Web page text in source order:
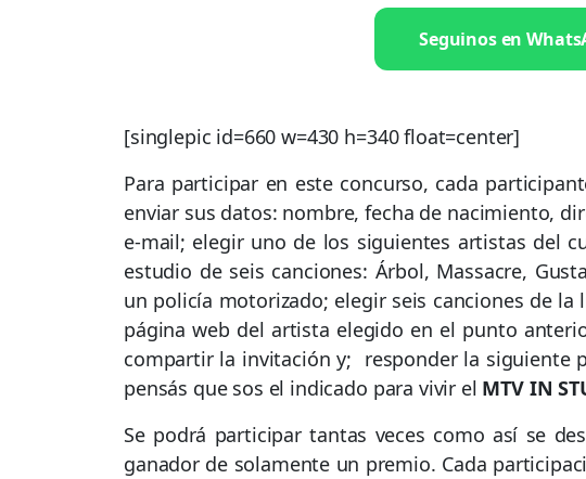
Seguinos en
[singlepic id=660 w=430 h=340 float=center]
Para participar en este concurso, cada
enviar sus datos: nombre, fecha de nacimiento,
e-mail; elegir uno de los siguientes artistas del
estudio de seis canciones: Árbol, Massacre,
un policía motorizado; elegir seis canciones de la
página web del artista elegido en el punto
compartir la invitación y; responder la siguiente
pensás que sos el indicado para vivir el MTV IN
Se podrá participar tantas veces como así se
ganador de solamente un premio. Cada